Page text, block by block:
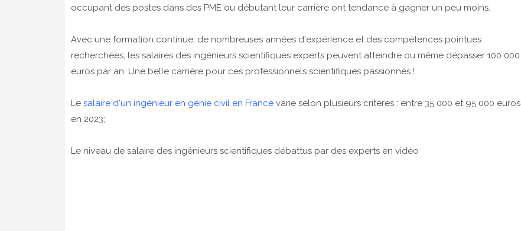
occupant des postes dans des PME ou débutant leur carrière ont tendance à gagner un peu moins.
Avec une formation continue, de nombreuses années d'expérience et des compétences pointues
recherchées, les salaires des ingénieurs scientifiques experts peuvent atteindre ou même dépasser 100 000
euros par an. Une belle carrière pour ces professionnels scientifiques passionnés !
Le salaire d'un ingénieur en génie civil en Francevarie selon plusieurs critères : entre 35 000 et 95 000 euros
en 2023;
Le niveau de salaire des ingénieurs scientifiques débattus par des experts en vidéo